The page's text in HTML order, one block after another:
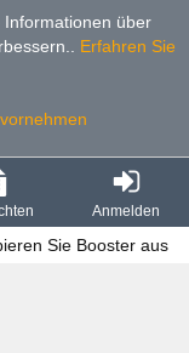
über
Erfahren Sie
Anmelden
Sie Booster aus